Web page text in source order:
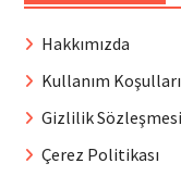
Hakkımızda
Kullanım Koşulları
Gizlilik Sözleşmesi
Çerez Politikası